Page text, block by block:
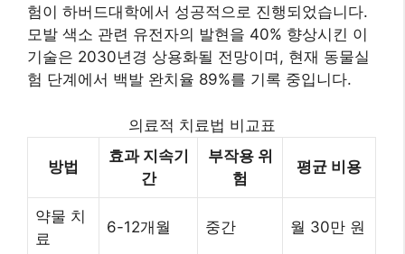
험이 하버드대학에서 성공적으로 진행되었습니다.
모발 색소 관련 유전자의 발현을 40% 향상시킨 이
기술은 2030년경 상용화될 전망이며, 현재 동물실
험 단계에서 백발 완치율 89%를 기록 중입니다.
의료적 치료법 비교표
방법
효과 지속기
간
부작용 위
험
평균 비용
약물 치
료
6-12개월 중간 월 30만 원